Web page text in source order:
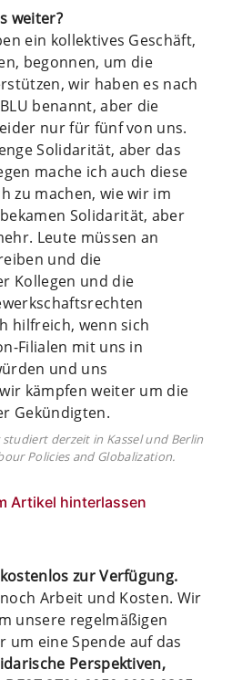
weiter?
ein kollektives Geschäft,
begonnen, um die
wir haben es nach
benannt, aber die
nur für fünf von uns.
Solidarität, aber das
mache ich auch diese
zu machen, wie wir im
Solidarität, aber
Leute müssen an
und die
Kollegen und die
hilfreich, wenn sich
Filialen mit uns in
und uns
kämpfen weiter um die
Gekündigten.
derzeit in Kassel und Berlin
Policies and Globalization.
Artikel hinterlassen
zur Verfügung.
Arbeit und Kosten. Wir
unsere regelmäßigen
um eine Spende auf das
Perspektiven,